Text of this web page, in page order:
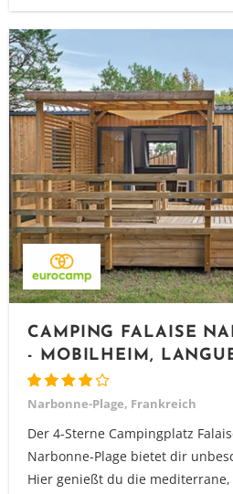
CAMPING FALAISE
- MOBILHEIM,
Narbonne-Plage, Frankreich
Der 4-Sterne Campingplatz
Narbonne-Plage bietet dir
Hier genießt du die